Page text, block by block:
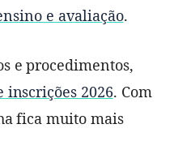
e avaliação.
e procedimentos,
inscrições 2026. Com
fica muito mais